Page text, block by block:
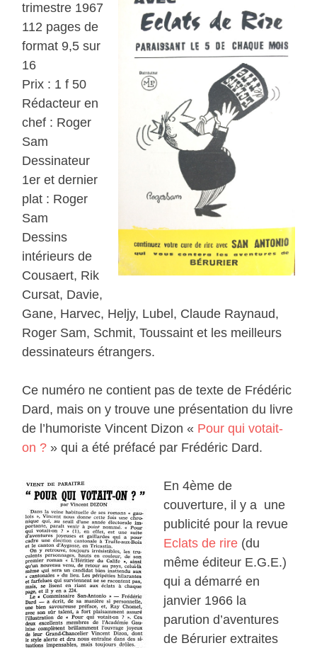
trimestre 1967
112 pages de
format 9,5 sur
16
Prix : 1 f 50
Rédacteur en
chef : Roger
Sam
Dessinateur
1er et dernier
plat : Roger
Sam
Dessins
intérieurs de
Cousaert, Rik
Cursat, Davie,
Gane, Harvec, Heljy, Lubel, Claude Raynaud,
Roger Sam, Schmit, Toussaint et les meilleurs
dessinateurs étrangers.
Ce numéro ne contient pas de texte de Frédéric
Dard, mais on y trouve une présentation du livre
de l’humoriste Vincent Dizon « Pour qui votait-
on ? » qui a été préfacé par Frédéric Dard.
En 4ème de
couverture, il y a une
publicité pour la revue
Eclats de rire (du
même éditeur E.G.E.)
qui a démarré en
janvier 1966 la
parution d’aventures
de Bérurier extraites